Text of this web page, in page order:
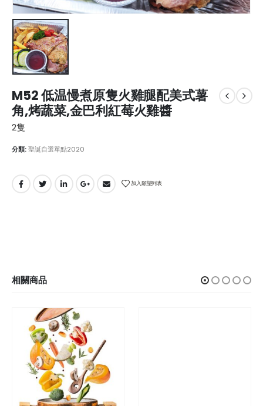
M52 低温慢煮原隻火雞腿配美式薯
角,烤蔬菜,金巴利紅莓火雞醬
2隻
分類:聖誕自選單點2020
加入願望列表
相關商品